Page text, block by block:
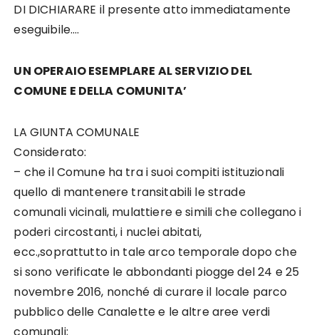
DI DICHIARARE il presente atto immediatamente
eseguibile….
UN OPERAIO ESEMPLARE AL SERVIZIO DEL
COMUNE E DELLA COMUNITA’
LA GIUNTA COMUNALE
Considerato:
– che il Comune ha tra i suoi compiti istituzionali
quello di mantenere transitabili le strade
comunali vicinali, mulattiere e simili che collegano i
poderi circostanti, i nuclei abitati,
ecc.,soprattutto in tale arco temporale dopo che
si sono verificate le abbondanti piogge del 24 e 25
novembre 2016, nonché di curare il locale parco
pubblico delle Canalette e le altre aree verdi